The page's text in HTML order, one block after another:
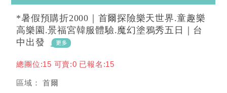
*暑假預購折2000｜首爾探險樂天世界.童趣樂
高樂園.景福宮韓服體驗.魔幻塗鴉秀五日｜台
中出發
總團位:15 可賣:0 已報名:15
首爾